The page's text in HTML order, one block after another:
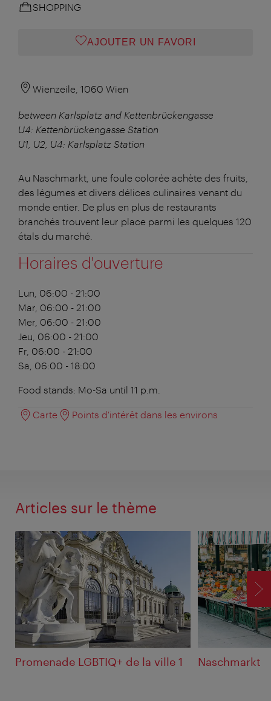
SHOPPING
AJOUTER UN FAVORI
Wienzeile, 1060 Wien
between Karlsplatz and Kettenbrückengasse
U4: Kettenbrückengasse Station
U1, U2, U4: Karlsplatz Station
Au Naschmarkt, une foule colorée achète des fruits,
des légumes et divers délices culinaires venant du
monde entier. De plus en plus de restaurants
branchés trouvent leur place parmi les quelques 120
étals du marché.
Horaires d'ouverture
Lun, 06:00 - 21:00
Mar, 06:00 - 21:00
Mer, 06:00 - 21:00
Jeu, 06:00 - 21:00
Fr, 06:00 - 21:00
Sa, 06:00 - 18:00
Food stands: Mo-Sa until 11 p.m.
Carte Points d'intérêt dans les environs
Articles sur le thème
Promenade LGBTIQ+ de la ville 1 Naschmarkt